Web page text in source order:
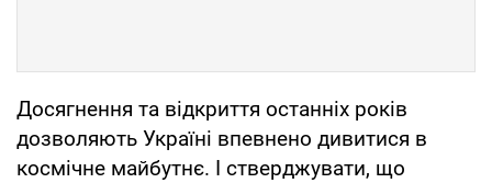
Досягнення та відкриття останніх років
дозволяють Україні впевнено дивитися в
космічне майбутнє. І стверджувати, що